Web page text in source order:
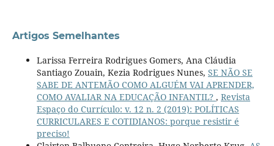
Artigos Semelhantes
Larissa Ferreira Rodrigues Gomers, Ana Cláudia
Santiago Zouain, Kezia Rodrigues Nunes, SE NÃO SE
SABE DE ANTEMÃO COMO ALGUÉM VAI APRENDER,
COMO AVALIAR NA EDUCAÇÃO INFANTIL? , Revista
Espaço do Currículo: v. 12 n. 2 (2019): POLÍTICAS
CURRICULARES E COTIDIANOS: porque resistir é
preciso!